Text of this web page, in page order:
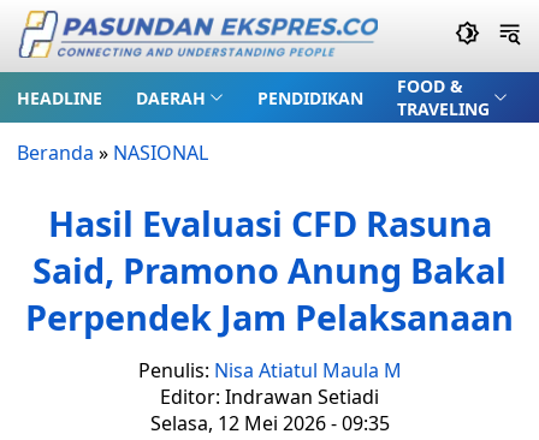
HEADLINE DAERAH PENDIDIKAN
FOOD &
TRAVELING
Beranda » NASIONAL
Hasil Evaluasi CFD Rasuna
Said, Pramono Anung Bakal
Perpendek Jam Pelaksanaan
Penulis: Nisa Atiatul Maula M
Editor: Indrawan Setiadi
Selasa, 12 Mei 2026 - 09:35